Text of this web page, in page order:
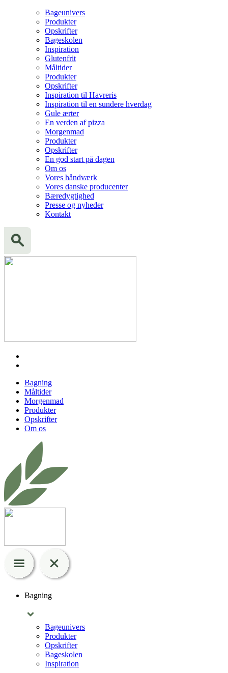
Bageunivers
Produkter
Opskrifter
Bageskolen
Inspiration
Glutenfrit
Måltider
Produkter
Opskrifter
Inspiration til Havreris
Inspiration til en sundere hverdag
Gule ærter
En verden af pizza
Morgenmad
Produkter
Opskrifter
En god start på dagen
Om os
Vores håndværk
Vores danske producenter
Bæredygtighed
Presse og nyheder
Kontakt
Bagning
Måltider
Morgenmad
Produkter
Opskrifter
Om os
Bagning
Bageunivers
Produkter
Opskrifter
Bageskolen
Inspiration